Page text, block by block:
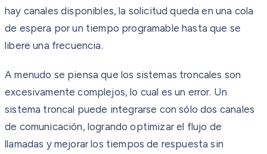
hay canales disponibles, la solicitud queda en una cola
de espera por un tiempo programable hasta que se
libere una frecuencia.
A menudo se piensa que los sistemas troncales son
excesivamente complejos, lo cual es un error. Un
sistema troncal puede integrarse con sólo dos canales
de comunicación, logrando optimizar el flujo de
llamadas y mejorar los tiempos de respuesta sin